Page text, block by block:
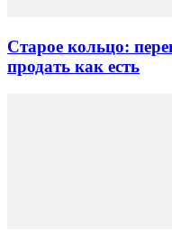
Старое кольцо:
продать как есть